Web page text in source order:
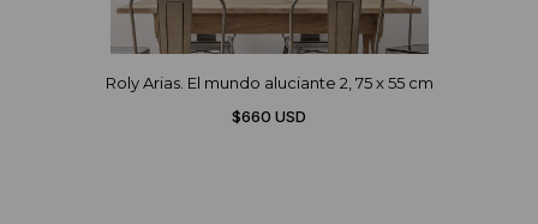
Roly Arias. El mundo aluciante 2, 75 x 55 cm
$660 USD